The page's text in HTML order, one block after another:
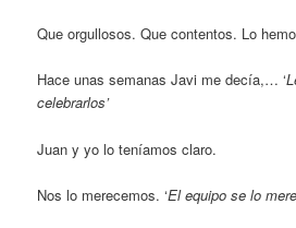
Que orgullosos. Que contentos. Lo
Hace unas semanas Javi me decía,… ‘
celebrarlos’
Juan y yo lo teníamos claro.
Nos lo merecemos. ‘El equipo se lo